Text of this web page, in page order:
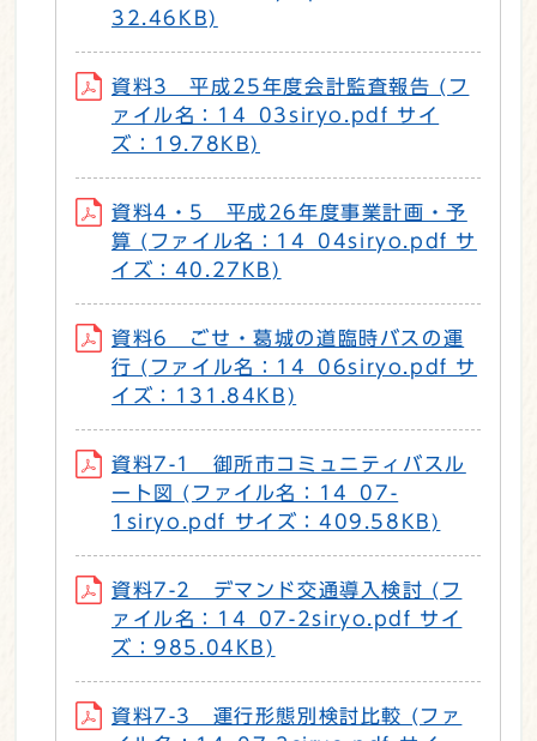
32.46KB)
資料3 平成25年度会計監査報告 (フ
ァイル名：14_03siryo.pdf サイ
ズ：19.78KB)
資料4・5 平成26年度事業計画・予
算 (ファイル名：14_04siryo.pdf サ
イズ：40.27KB)
資料6 ごせ・葛城の道臨時バスの運
行 (ファイル名：14_06siryo.pdf サ
イズ：131.84KB)
資料7-1 御所市コミュニティバスル
ート図 (ファイル名：14_07-
1siryo.pdf サイズ：409.58KB)
資料7-2 デマンド交通導入検討 (フ
ァイル名：14_07-2siryo.pdf サイ
ズ：985.04KB)
資料7-3 運行形態別検討比較 (ファ